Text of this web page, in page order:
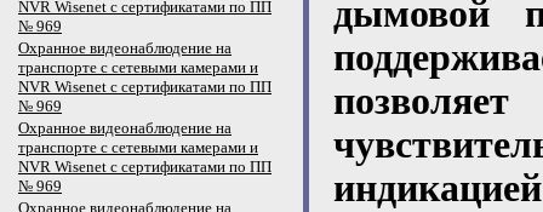
NVR Wisenet с сертификатами по ПП
№ 969
Охранное видеонаблюдение на
транспорте с сетевыми камерами и
NVR Wisenet с сертификатами по ПП
№ 969
Охранное видеонаблюдение на
транспорте с сетевыми камерами и
NVR Wisenet с сертификатами по ПП
№ 969
Охранное видеонаблюдение на
дымовой